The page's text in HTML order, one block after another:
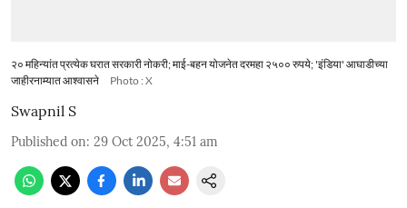
२० महिन्यांत प्रत्येक घरात सरकारी नोकरी; माई-बहन योजनेत दरमहा २५०० रुपये; 'इंडिया' आघाडीच्या
जाहीरनाम्यात आश्वासने
Photo : X
Swapnil S
Published on: 29 Oct 2025, 4:51 am